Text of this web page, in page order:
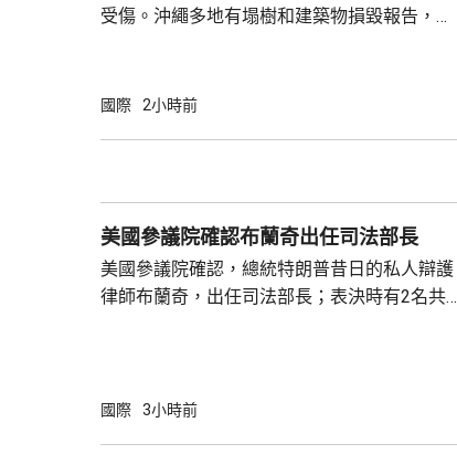
受傷。沖繩多地有塌樹和建築物損毀報告，有
縣奄美群島亦有近4萬戶停電，幾百人疏散到
時216公里。沖繩部分地區24小時雨量超過
200毫米，預計「白海豚」移動速...
國際 2小時前
美國參議院確認布蘭奇出任司法部長
美國參議院確認，總統特朗普昔日的私人辯護
律師布蘭奇，出任司法部長；表決時有2名共
邦迪後，由52歲的布蘭奇擔任代理司法部長。
國際 3小時前